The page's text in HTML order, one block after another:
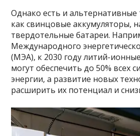
Однако есть и альтернативные
как свинцовые аккумуляторы,
твердотельные батареи.
Международного
(МЭА), к 2030 году литий-
могут обеспечить до 50% всех
энергии, а развитие новых
расширить их потенциал и